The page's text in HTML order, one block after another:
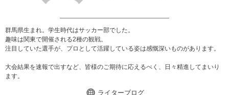
群馬県生まれ。学生時代はサッカー部でした。
趣味は関東で開催される2種の観戦。
注目していた選手が、プロとして活躍している姿は感慨深いものがあります。
大会結果を速報で出すなど、皆様のご期待に応えるべく、日々精進してまいり
ます。
ライターブログ